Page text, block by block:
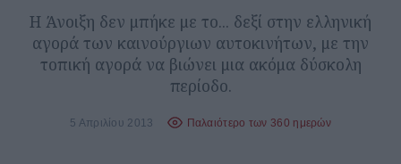
Η Άνοιξη δεν μπήκε με το... δεξί στην ελληνική
αγορά των καινούργιων αυτοκινήτων, με την
τοπική αγορά να βιώνει μια ακόμα δύσκολη
περίοδο.
5 Απριλίου 2013 Παλαιότερο των 360 ημερών